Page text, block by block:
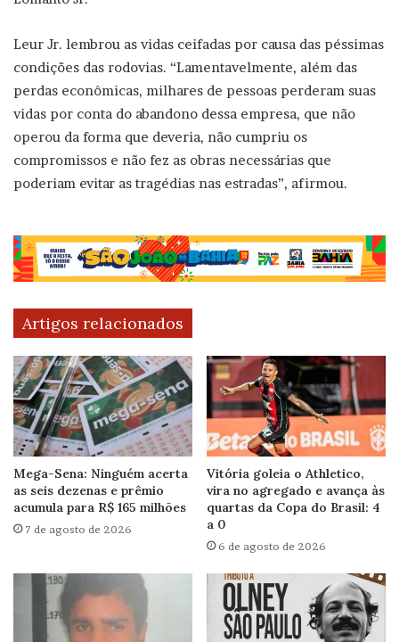
Leur Jr. lembrou as vidas ceifadas por causa das péssimas
condições das rodovias. “Lamentavelmente, além das
perdas econômicas, milhares de pessoas perderam suas
vidas por conta do abandono dessa empresa, que não
operou da forma que deveria, não cumpriu os
compromissos e não fez as obras necessárias que
poderiam evitar as tragédias nas estradas”, afirmou.
Artigos relacionados
Mega-Sena: Ninguém acerta
as seis dezenas e prêmio
acumula para R$ 165 milhões
7 de agosto de 2026
Vitória goleia o Athletico,
vira no agregado e avança às
quartas da Copa do Brasil: 4
a 0
6 de agosto de 2026